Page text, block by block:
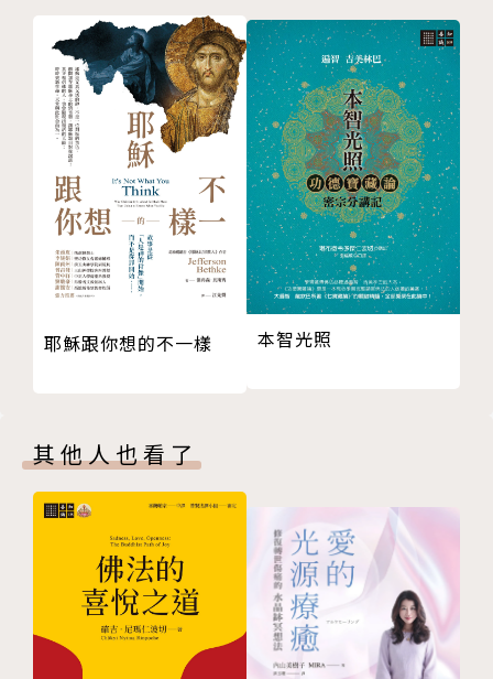
1926年生於越南中部，十六歲時在慈孝寺當見習僧，
為臨濟宗第四十二代傳人。後赴美研究並教學。
1960年代越戰期間返國從事和平運動，對於越南的年
輕僧眾起了重大啟發，戰爭結束代表參加巴黎和談。越
南赤化後，一直留在西方弘法，直至2005、2007年才
分別返回越南。
1967年美國黑人民權領袖馬丁路德‧金恩提名他角逐
諾貝爾和平獎。
1982年他在法國南部建立了「梅村」（Village Des P
runiers）禪修道場，並赴世界各地弘法。
1995年曾到台灣弘法並主持禪七法會。
2011年再次受邀來台進行寶島諦聽之旅，包括在花博
e)。
為當今國際社會中最具宗教影響力的僧人之一，以禪
師、詩人、人道主義者聞名於世。著作超過一百本，都
是教導人們在生活中實踐佛法，已在台灣出版的有：
《與生命相約》《你可以不生氣》《你可以不怕死》
《正念的奇蹟》《觀照的奇蹟》《見佛殺佛》《你可
以，愛》《祈禱的力量》《一心走路》《建設淨土》
《接觸大地》《回到家，我看見真心》《愛對了》《一
6 快樂的延續
無物被創造，無物被毀滅
深觀一片葉
我不只是這個身體
無畏施
7 你看到向日葵嗎？
真諦與俗諦
尋找中道
上帝存在嗎？
不善亦不惡
無分別
文明的終結
我們應如何做？
10 名字之中有什麼？
小小的玉米植株
11 星月是心識
耶穌跟你想的不一樣 本智光照
其他人也看了